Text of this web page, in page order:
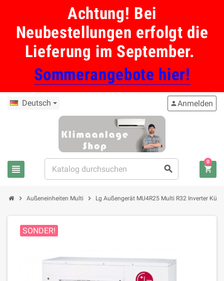
Achtung! Bei
Neubestellungen erfolgt die
Lieferung im September.
Sommerangebote hier!
Deutsch
view_headline search
personAnmelden
shopping_cart
0
chevron_right Außeneinheiten Multi chevron_right Lg Außengerät MU4R25 Multi R32 Inverter
SONDER!